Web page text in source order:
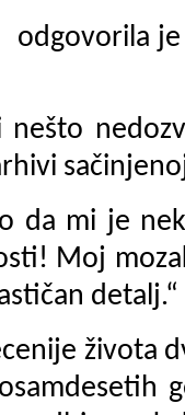
odgovorila je
da mi je
Moj
detalj.“
života